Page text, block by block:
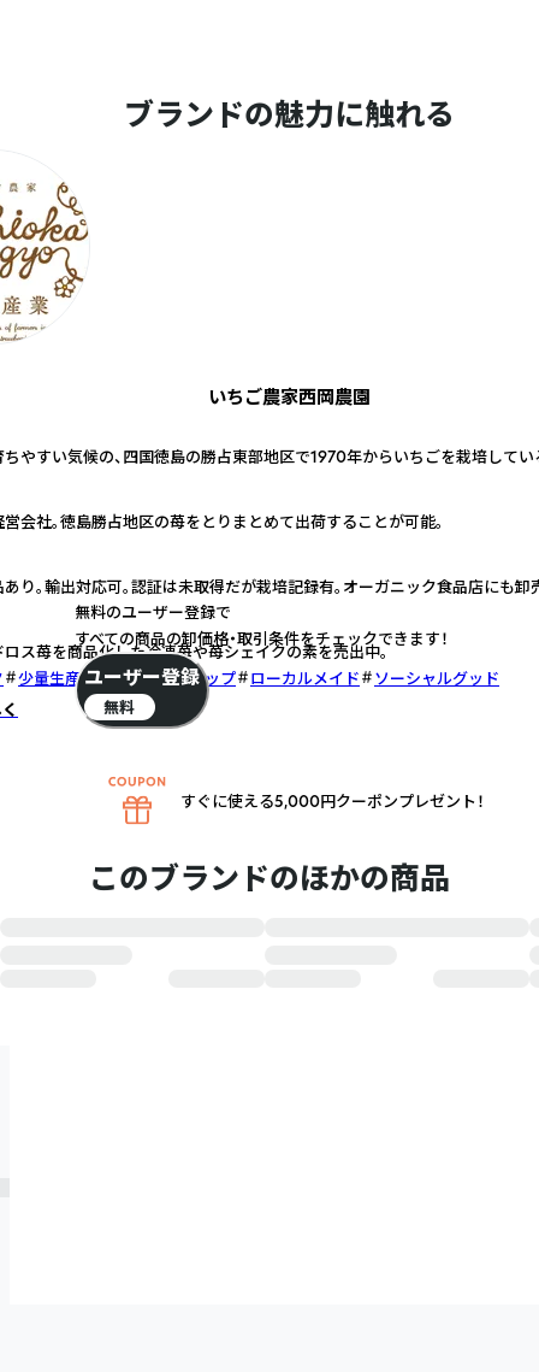
ブランドの魅力に触れる
いちご農家西岡農園
やすい気候の、四国徳島の勝占東部地区で1970年からいちごを栽培してい
会社。徳島勝占地区の苺をとりまとめて出荷することが可能。
り。輸出対応可。認証は未取得だが栽培記録有。オーガニック食品店にも卸
ス苺を商品化した冷凍苺や苺シェイクの素を売出中。
少量生産 女性リーダーシップ ローカルメイド
ソーシャルグッド
このブランドのほかの商品
無料のユーザー登録で
すべての商品の卸価格・取引条件をチェックできます！
ユーザー登録
無料
すぐに使える5,000円クーポンプレゼント！